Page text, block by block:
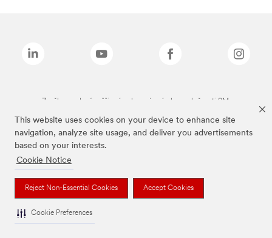
This website uses cookies on your device to enhance site
navigation, analyze site usage, and deliver you advertisements
based on your interests.
Cookie Notice
Reject Non-Essential Cookies Accept Cookies
Cookie Preferences
Značky uvedené vyššie sú ochranné známky spoločnosti 3M.